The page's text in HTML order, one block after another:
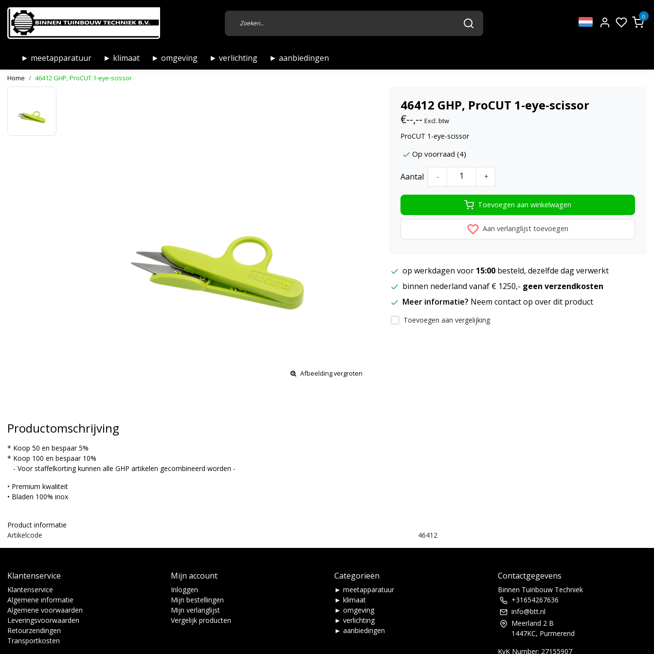
0
► meetapparatuur ► klimaat ► omgeving ► verlichting ► aanbiedingen
Home 46412 GHP, ProCUT 1-eye-scissor
Afbeelding vergroten
46412 GHP, ProCUT 1-eye-scissor
€--,-- Excl. btw
ProCUT 1-eye-scissor
Op voorraad (4)
Aantal - +
Toevoegen aan winkelwagen
Aan verlanglijst toevoegen
op werkdagen voor 15:00 besteld, dezelfde dag verwerkt
binnen nederland vanaf € 1250,- geen verzendkosten
Meer informatie? Neem contact op over dit product
Toevoegen aan vergelijking
Productomschrijving
* Koop 50 en bespaar 5%
* Koop 100 en bespaar 10%
- Voor staffelkorting kunnen alle GHP artikelen gecombineerd worden -
• Premium kwaliteit
• Bladen 100% inox
Product informatie
Artikelcode
46412
Klantenservice
Klantenservice
Algemene informatie
Algemene voorwaarden
Leveringsvoorwaarden
Retourzendingen
Transportkosten
Mijn account
Inloggen
Mijn bestellingen
Mijn verlanglijst
Vergelijk producten
Categorieën
► meetapparatuur
► klimaat
► omgeving
► verlichting
► aanbiedingen
Contactgegevens
Binnen Tuinbouw Techniek
+31654267636
info@btt.nl
Meerland 2 B
1447KC, Purmerend
KvK Number: 27155907